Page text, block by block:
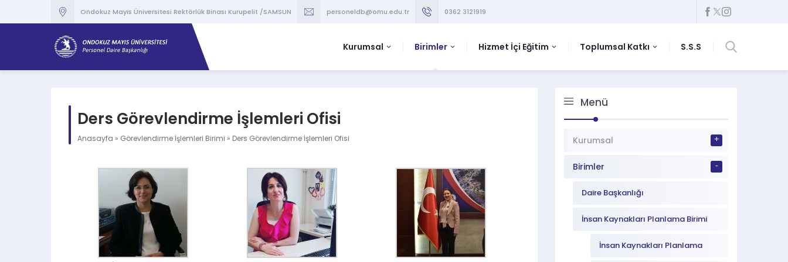
Ondokuz Mayıs Üniversitesi Rektörlük Binası Kurupelit /SAMSUN personeldb@omu.edu.tr 0362 3121919
Kurumsal Birimler Hizmet İçi Eğitim Toplumsal Katkı S.S.S
Ders Görevlendirme İşlemleri Ofisi
Anasayfa » Görevlendirme İşlemleri Birimi » Ders Görevlendirme İşlemleri Ofisi
Menü
Kurumsal
Birimler
Daire Başkanlığı
İnsan Kaynakları Planlama Birimi
İnsan Kaynakları Planlama